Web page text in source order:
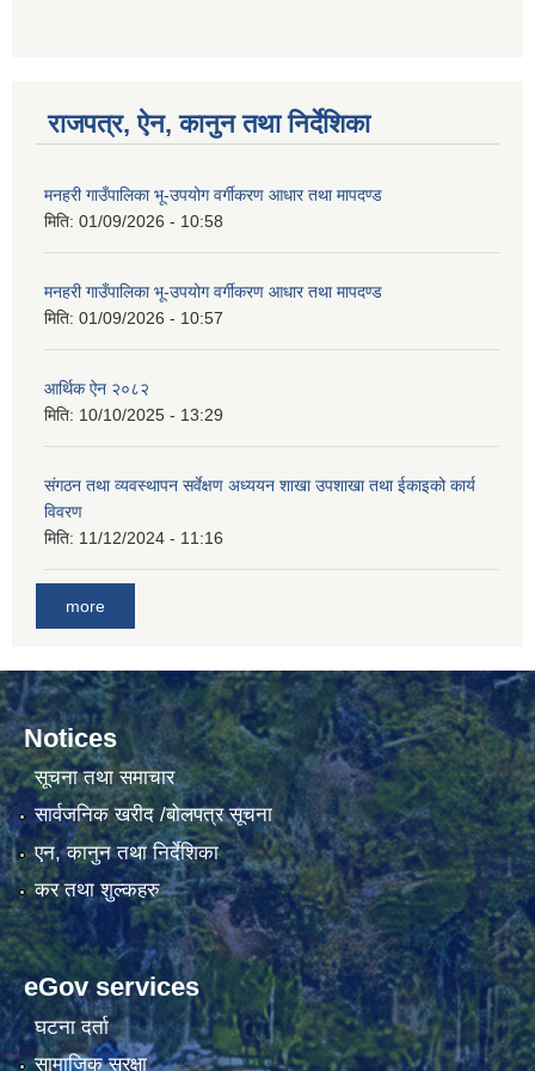
राजपत्र, ऐन, कानुन तथा निर्देशिका
मनहरी गाउँपालिका भू-उपयोग वर्गीकरण आधार तथा मापदण्ड
मिति: 01/09/2026 - 10:58
मनहरी गाउँपालिका भू-उपयोग वर्गीकरण आधार तथा मापदण्ड
मिति: 01/09/2026 - 10:57
आर्थिक ऐन २०८२
मिति: 10/10/2025 - 13:29
संगठन तथा व्यवस्थापन सर्वेक्षण अध्ययन शाखा उपशाखा तथा ईकाइको कार्य
विवरण
मिति: 11/12/2024 - 11:16
more
Notices
सूचना तथा समाचार
सार्वजनिक खरीद /बोलपत्र सूचना
एन, कानुन तथा निर्देशिका
कर तथा शुल्कहरु
eGov services
घटना दर्ता
सामाजिक सुरक्षा